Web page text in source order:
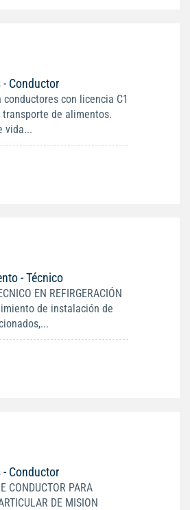
- Conductor
conductores con licencia C1
transporte de alimentos.
vida...
- Técnico
EN REFIRGERACIÓN
de instalación de
- Conductor
CONDUCTOR PARA
DE MISION